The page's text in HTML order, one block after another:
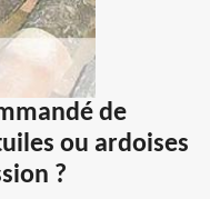
de
ou ardoises
?